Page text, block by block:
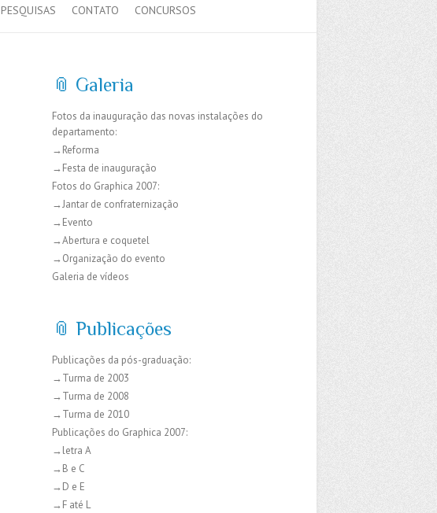
PESQUISAS CONTATO CONCURSOS
📎 Galeria
Fotos da inauguração das novas instalações do
departamento:
→Reforma
→Festa de inauguração
Fotos do Graphica 2007:
→Jantar de confraternização
→Evento
→Abertura e coquetel
→Organização do evento
Galeria de vídeos
📎 Publicações
Publicações da pós-graduação:
→Turma de 2003
→Turma de 2008
→Turma de 2010
Publicações do Graphica 2007:
→letra A
→B e C
→D e E
→F até L